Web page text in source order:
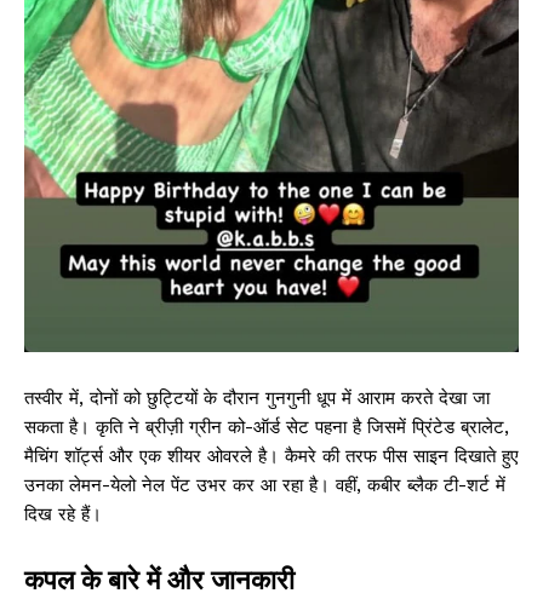
तस्वीर में, दोनों को छुट्टियों के दौरान गुनगुनी धूप में आराम करते देखा जा
सकता है। कृति ने ब्रीज़ी ग्रीन को-ऑर्ड सेट पहना है जिसमें प्रिंटेड ब्रालेट,
मैचिंग शॉर्ट्स और एक शीयर ओवरले है। कैमरे की तरफ पीस साइन दिखाते हुए
उनका लेमन-येलो नेल पेंट उभर कर आ रहा है। वहीं, कबीर ब्लैक टी-शर्ट में
दिख रहे हैं।
कपल के बारे में और जानकारी